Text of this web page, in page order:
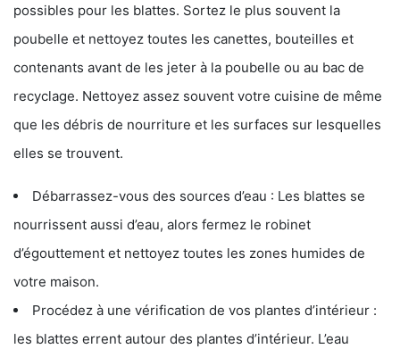
possibles pour les blattes. Sortez le plus souvent la
poubelle et nettoyez toutes les canettes, bouteilles et
contenants avant de les jeter à la poubelle ou au bac de
recyclage. Nettoyez assez souvent votre cuisine de même
que les débris de nourriture et les surfaces sur lesquelles
elles se trouvent.
Débarrassez-vous des sources d’eau : Les blattes se
nourrissent aussi d’eau, alors fermez le robinet
d’égouttement et nettoyez toutes les zones humides de
votre maison.
Procédez à une vérification de vos plantes d’intérieur :
les blattes errent autour des plantes d’intérieur. L’eau